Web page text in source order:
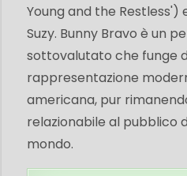
Young and the Restless')
Suzy. Bunny Bravo è un
sottovalutato che funge
rappresentazione
americana, pur
relazionabile al pubblico
mondo.